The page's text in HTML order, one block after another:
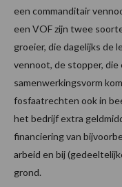
een commanditair
een VOF zijn twee
groeier, die dagelijks de
vennoot, de stopper, die
samenwerkingsvorm
fosfaatrechten ook in
het bedrijf extra
financiering van
arbeid en bij
grond.